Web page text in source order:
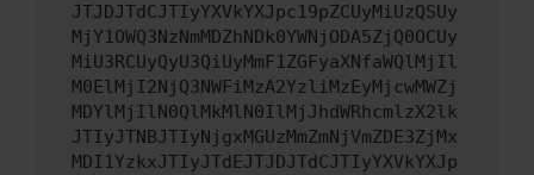
JTJDJTdCJTIyYXVkYXJpc19pZCUyMiUzQSUy
MjY1OWQ3NzNmMDZhNDk0YWNjODA5ZjQ0OCUy
MiU3RCUyQyU3QiUyMmF1ZGFyaXNfaWQlMjIl
M0ElMjI2NjQ3NWFiMzA2YzliMzEyMjcwMWZj
MDYlMjIlN0QlMkMlN0IlMjJhdWRhcmlzX2lk
JTIyJTNBJTIyNjgxMGUzMmZmNjVmZDE3ZjMx
MDI1YzkxJTIyJTdEJTJDJTdCJTIyYXVkYXJp